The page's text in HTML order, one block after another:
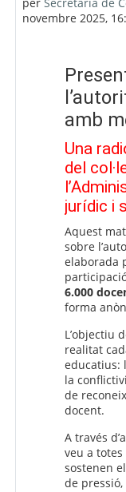
novembre 2025,
amb
Una
del
jurídic i
Aquest
sobre
elaborada
6.000
forma
L’objectiu
realitat
educatius:
la
de
docent.
A través
veu a
sostenen
de